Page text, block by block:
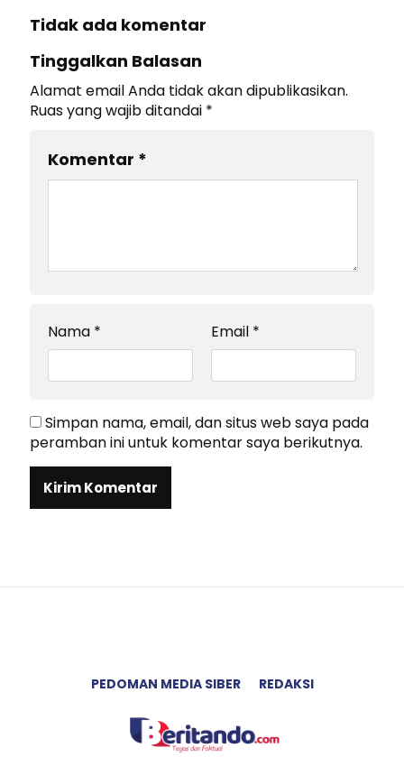
Tidak ada komentar
Tinggalkan Balasan
Alamat email Anda tidak akan dipublikasikan.
Ruas yang wajib ditandai *
Komentar *
Nama * Email *
Simpan nama, email, dan situs web saya pada
peramban ini untuk komentar saya berikutnya.
PEDOMAN MEDIA SIBER REDAKSI